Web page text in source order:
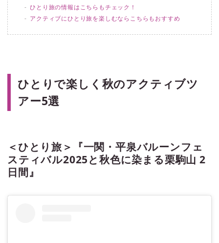
ひとり旅の情報はこちらもチェック！
アクティブにひとり旅を楽しむならこちらもおすすめ
ひとりで楽しく秋のアクティブツ
アー5選
＜ひとり旅＞『一関・平泉バルーンフェ
スティバル2025と秋色に染まる栗駒山 2
日間』